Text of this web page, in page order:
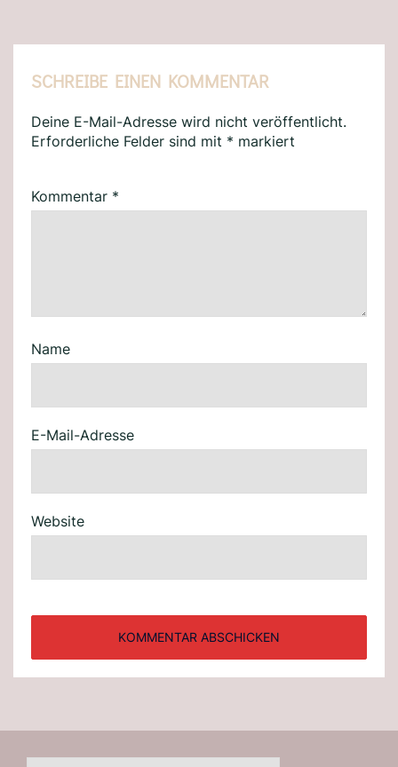
SCHREIBE EINEN KOMMENTAR
Deine E-Mail-Adresse wird nicht veröffentlicht.
Erforderliche Felder sind mit * markiert
Kommentar *
Name
E-Mail-Adresse
Website